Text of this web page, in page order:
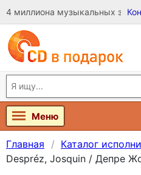
4 миллиона музыкальных
Меню
Главная Каталог
Despréz, Josquin / Депре